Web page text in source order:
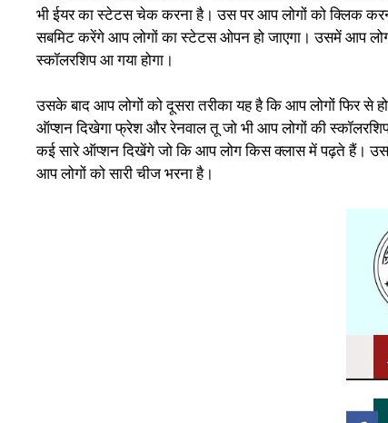
भी ईयर का स्टेटस चेक करना है। उस पर आप लोगों को क्लिक
सबमिट करेंगे आप लोगों का स्टेटस ओपन हो जाएगा। उसमें आप
स्कॉलरशिप आ गया होगा।
उसके बाद आप लोगों को दूसरा तरीका यह है कि आप लोगों फिर
ऑप्शन दिखेगा फ्रेश और रेनवाल तू जो भी आप लोगों की
कई सारे ऑप्शन दिखेंगे जो कि आप लोग किस क्लास में पढ़ते हैं।
आप लोगों को सारी चीज भरना है।